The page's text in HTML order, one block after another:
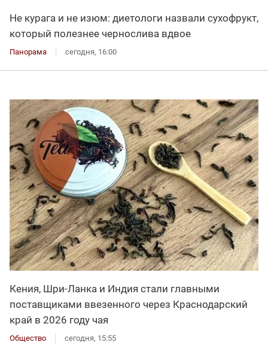
Не курага и не изюм: диетологи назвали сухофрукт,
который полезнее чернослива вдвое
Панорама сегодня, 16:00
Кения, Шри-Ланка и Индия стали главными
поставщиками ввезенного через Краснодарский
край в 2026 году чая
Общество сегодня, 15:55